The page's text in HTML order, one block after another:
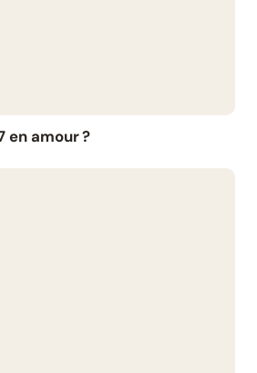
en amour ?